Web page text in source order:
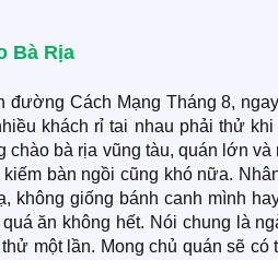
Bà Rịa
đường Cách Mạng Tháng 8,
khách rỉ tai nhau phải thử
chào bà rịa vũng tàu, quán lớn
bàn ngồi cũng khó nữa.
không giống bánh canh mình
ăn không hết. Nói chung là
một lần. Mong chủ quán sẽ